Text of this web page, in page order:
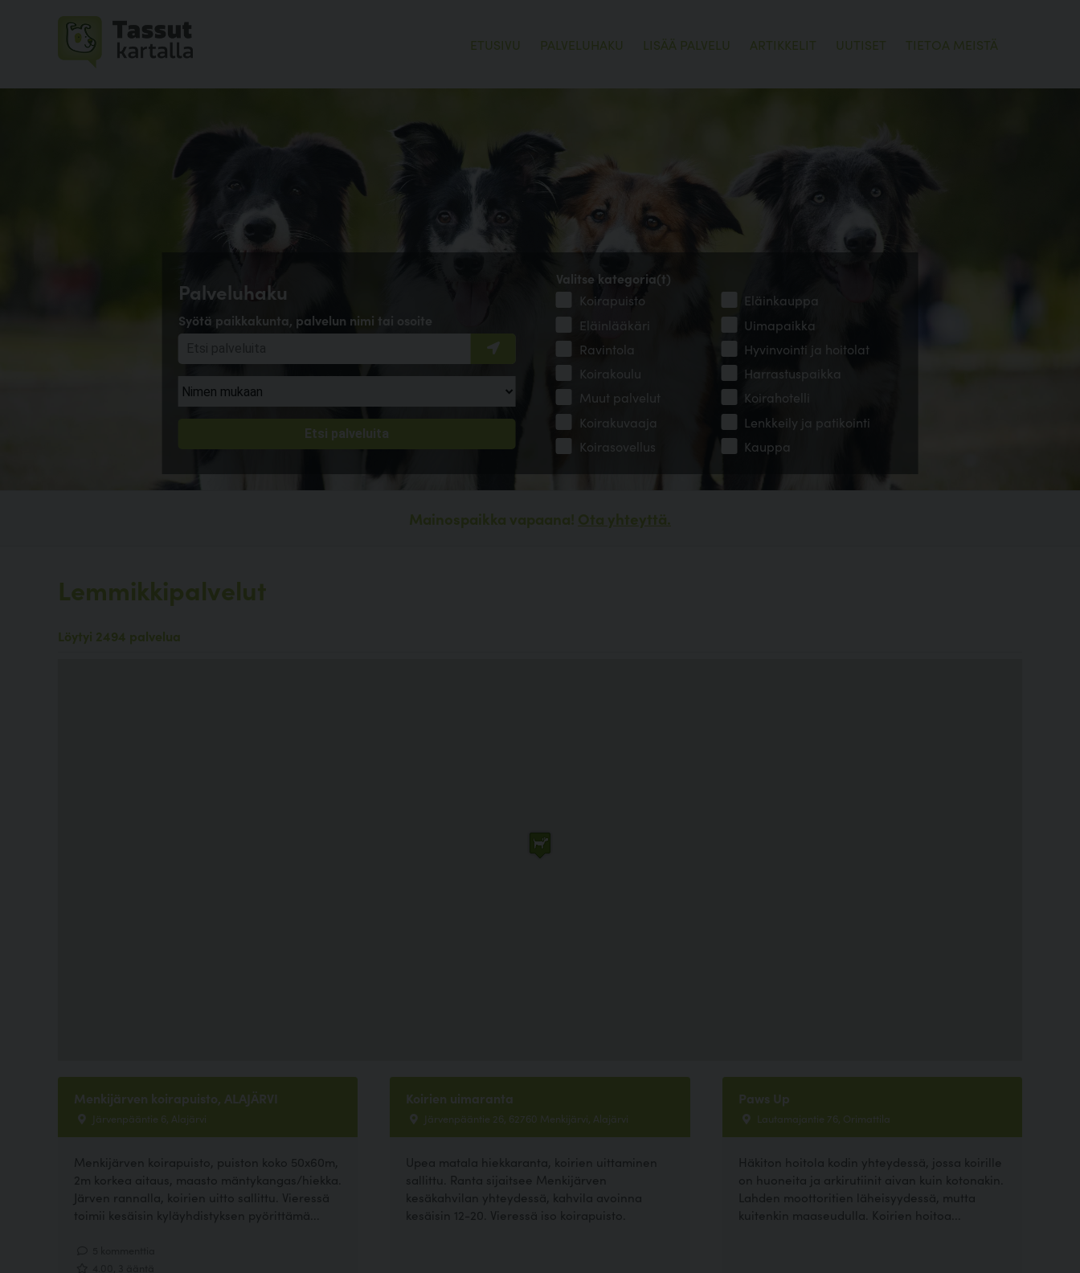
ETUSIVU PALVELUHAKU LISÄÄ PALVELU ARTIKKELIT UUTISET TIETOA MEISTÄ
Palveluhaku
Syötä paikkakunta, palvelun nimi tai osoite
Valitse kategoria(t)
Koirapuisto
Eläinkauppa
Eläinlääkäri
Uimapaikka
Ravintola
Hyvinvointi ja hoitolat
Koirakoulu
Harrastuspaikka
Muut palvelut
Koirahotelli
Koirakuvaaja
Lenkkeily ja patikointi
Koirasovellus
Kauppa
Mainospaikka vapaana! Ota yhteyttä.
Lemmikkipalvelut
Löytyi 2494 palvelua
Menkijärven koirapuisto, ALAJÄRVI
Järvenpääntie 6, Alajärvi
Menkijärven koirapuisto, puiston koko 50x60m,
2m korkea aitaus, maasto mäntykangas/hiekka.
Järven rannalla, koirien uitto sallittu. Vieressä
toimii kesäisin kyläyhdistyksen pyörittämä...
Koirien uimaranta
Järvenpääntie 26, 62760 Menkijärvi, Alajärvi
Upea matala hiekkaranta, koirien uittaminen
sallittu. Ranta sijaitsee Menkijärven
kesäkahvilan yhteydessä, kahvila avoinna
kesäisin 12-20. Vieressä iso koirapuisto.
Paws Up
Lautamajantie 76, Orimattila
Häkiton hoitola kodin yhteydessä, jossa koirille
on huoneita ja arkirutiinit aivan kuin kotonakin.
Lahden moottoritien läheisyydessä, mutta
kuitenkin maaseudulla. Koirien hoitoa...